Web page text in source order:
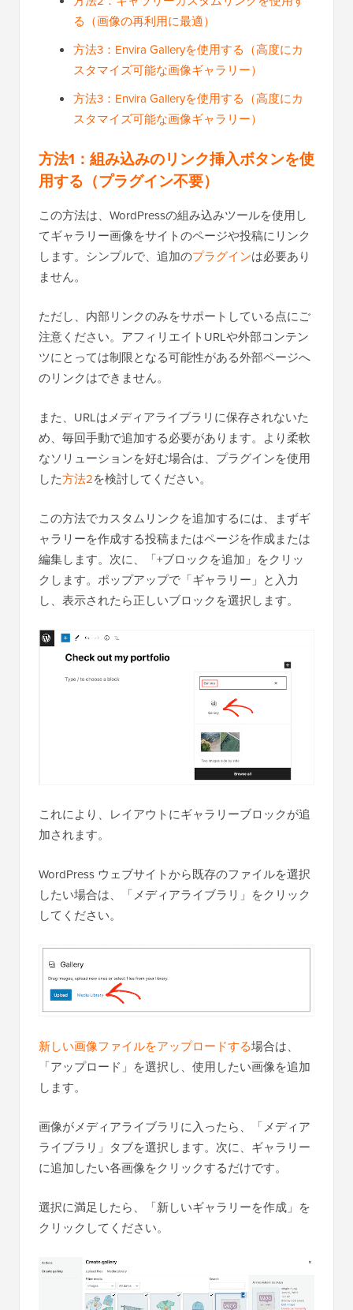
る（画像の再利用に最適）
方法3：Envira Galleryを使用する（高度にカ
スタマイズ可能な画像ギャラリー）
方法3：Envira Galleryを使用する（高度にカ
スタマイズ可能な画像ギャラリー）
方法1：組み込みのリンク挿入ボタンを使
用する（プラグイン不要）
この方法は、WordPressの組み込みツールを使用し
てギャラリー画像をサイトのページや投稿にリンク
します。シンプルで、追加のプラグインは必要あり
ません。
ただし、内部リンクのみをサポートしている点にご
注意ください。アフィリエイトURLや外部コンテン
ツにとっては制限となる可能性がある外部ページへ
のリンクはできません。
また、URLはメディアライブラリに保存されないた
め、毎回手動で追加する必要があります。より柔軟
なソリューションを好む場合は、プラグインを使用
した方法2を検討してください。
この方法でカスタムリンクを追加するには、まずギ
ャラリーを作成する投稿またはページを作成または
編集します。次に、「+ブロックを追加」をクリッ
クします。ポップアップで「ギャラリー」と入力
し、表示されたら正しいブロックを選択します。
これにより、レイアウトにギャラリーブロックが追
加されます。
WordPress ウェブサイトから既存のファイルを選択
したい場合は、「メディアライブラリ」をクリック
してください。
新しい画像ファイルをアップロードする場合は、
「アップロード」を選択し、使用したい画像を追加
します。
画像がメディアライブラリに入ったら、「メディア
ライブラリ」タブを選択します。次に、ギャラリー
に追加したい各画像をクリックするだけです。
選択に満足したら、「新しいギャラリーを作成」を
クリックしてください。